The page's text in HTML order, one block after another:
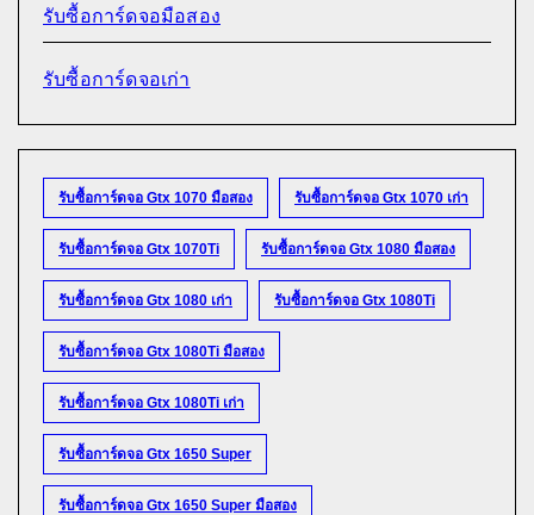
รับซื้อการ์ดจอมือสอง
รับซื้อการ์ดจอเก่า
รับซื้อการ์ดจอ Gtx 1070 มือสอง รับซื้อการ์ดจอ Gtx 1070 เก่า
รับซื้อการ์ดจอ Gtx 1070Ti รับซื้อการ์ดจอ Gtx 1080 มือสอง
รับซื้อการ์ดจอ Gtx 1080 เก่า รับซื้อการ์ดจอ Gtx 1080Ti
รับซื้อการ์ดจอ Gtx 1080Ti มือสอง
รับซื้อการ์ดจอ Gtx 1080Ti เก่า
รับซื้อการ์ดจอ Gtx 1650 Super
รับซื้อการ์ดจอ Gtx 1650 Super มือสอง